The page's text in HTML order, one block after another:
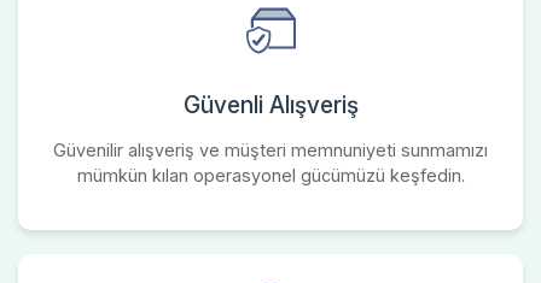
Güvenli Alışveriş
Güvenilir alışveriş ve müşteri memnuniyeti sunmamızı
mümkün kılan operasyonel gücümüzü keşfedin.